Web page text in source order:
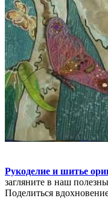
Рукоделие и шитье
загляните в наш
Поделиться